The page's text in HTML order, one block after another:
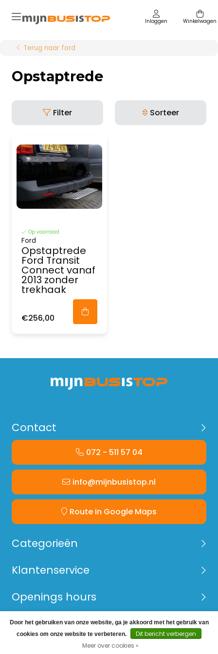
Inloggen Winkelwagen
Terug naar ford
Opstaptrede
Filter Sorteer
Op voorraad
Ford
Opstaptrede
Ford Transit
Connect vanaf
2013 zonder
trekhaak
€256,00
Contact
072 - 511 57 04
info@mijnbusistop.nl
Route in Google Maps
Categorieën
Klantenservice
Openings hours
© Copyright 2026 Mijn Bus is Top -Webshop laten
maken
door Red Banana
Door het gebruiken van onze website, ga je akkoord met het gebruik van
cookies om onze website te verbeteren.
Dit bericht verbergen
Meer over cookies »